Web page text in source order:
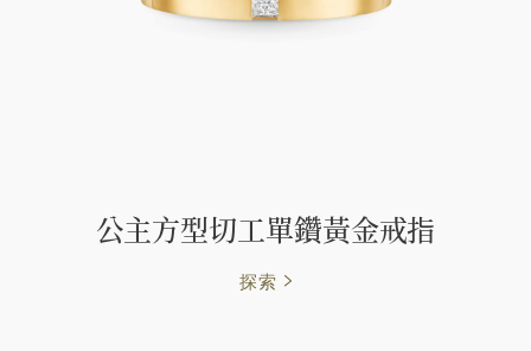
公主方型切工單鑽黃金戒指
探索